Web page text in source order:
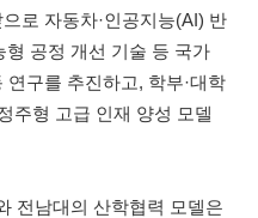
로 자동차·인공지능(AI) 반
형 공정 개선 기술 등 국가
구를 추진하고, 학부·대학
주형 고급 인재 양성 모델
전남대의 산학협력 모델은